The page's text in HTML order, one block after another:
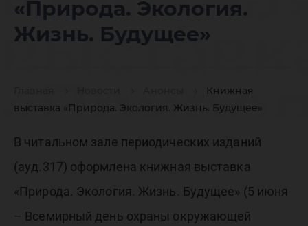
«Природа. Экология.
Жизнь. Будущее»
Книжная
выставка «Природа. Экология. Жизнь. Будущее»
В читальном зале периодических изданий
(ауд.317) оформлена книжная выставка
«Природа. Экология. Жизнь. Будущее» (5 июня
– Всемирный день охраны окружающей